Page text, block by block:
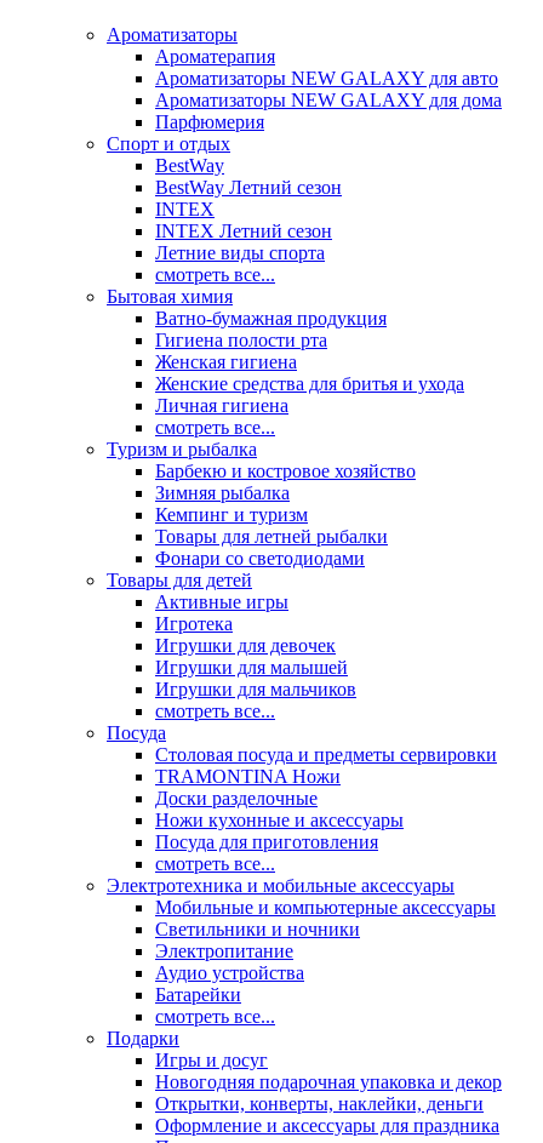
Ароматизаторы
Ароматерапия
Ароматизаторы NEW GALAXY для авто
Ароматизаторы NEW GALAXY для дома
Парфюмерия
Спорт и отдых
BestWay
BestWay Летний сезон
INTEX
INTEX Летний сезон
Летние виды спорта
смотреть все...
Бытовая химия
Ватно-бумажная продукция
Гигиена полости рта
Женская гигиена
Женские средства для бритья и ухода
Личная гигиена
смотреть все...
Туризм и рыбалка
Барбекю и костровое хозяйство
Зимняя рыбалка
Кемпинг и туризм
Товары для летней рыбалки
Фонари со светодиодами
Товары для детей
Активные игры
Игротека
Игрушки для девочек
Игрушки для малышей
Игрушки для мальчиков
смотреть все...
Посуда
Столовая посуда и предметы сервировки
TRAMONTINA Ножи
Доски разделочные
Ножи кухонные и аксессуары
Посуда для приготовления
смотреть все...
Электротехника и мобильные аксессуары
Мобильные и компьютерные аксессуары
Светильники и ночники
Электропитание
Аудио устройства
Батарейки
смотреть все...
Подарки
Игры и досуг
Новогодняя подарочная упаковка и декор
Открытки, конверты, наклейки, деньги
Оформление и аксессуары для праздника